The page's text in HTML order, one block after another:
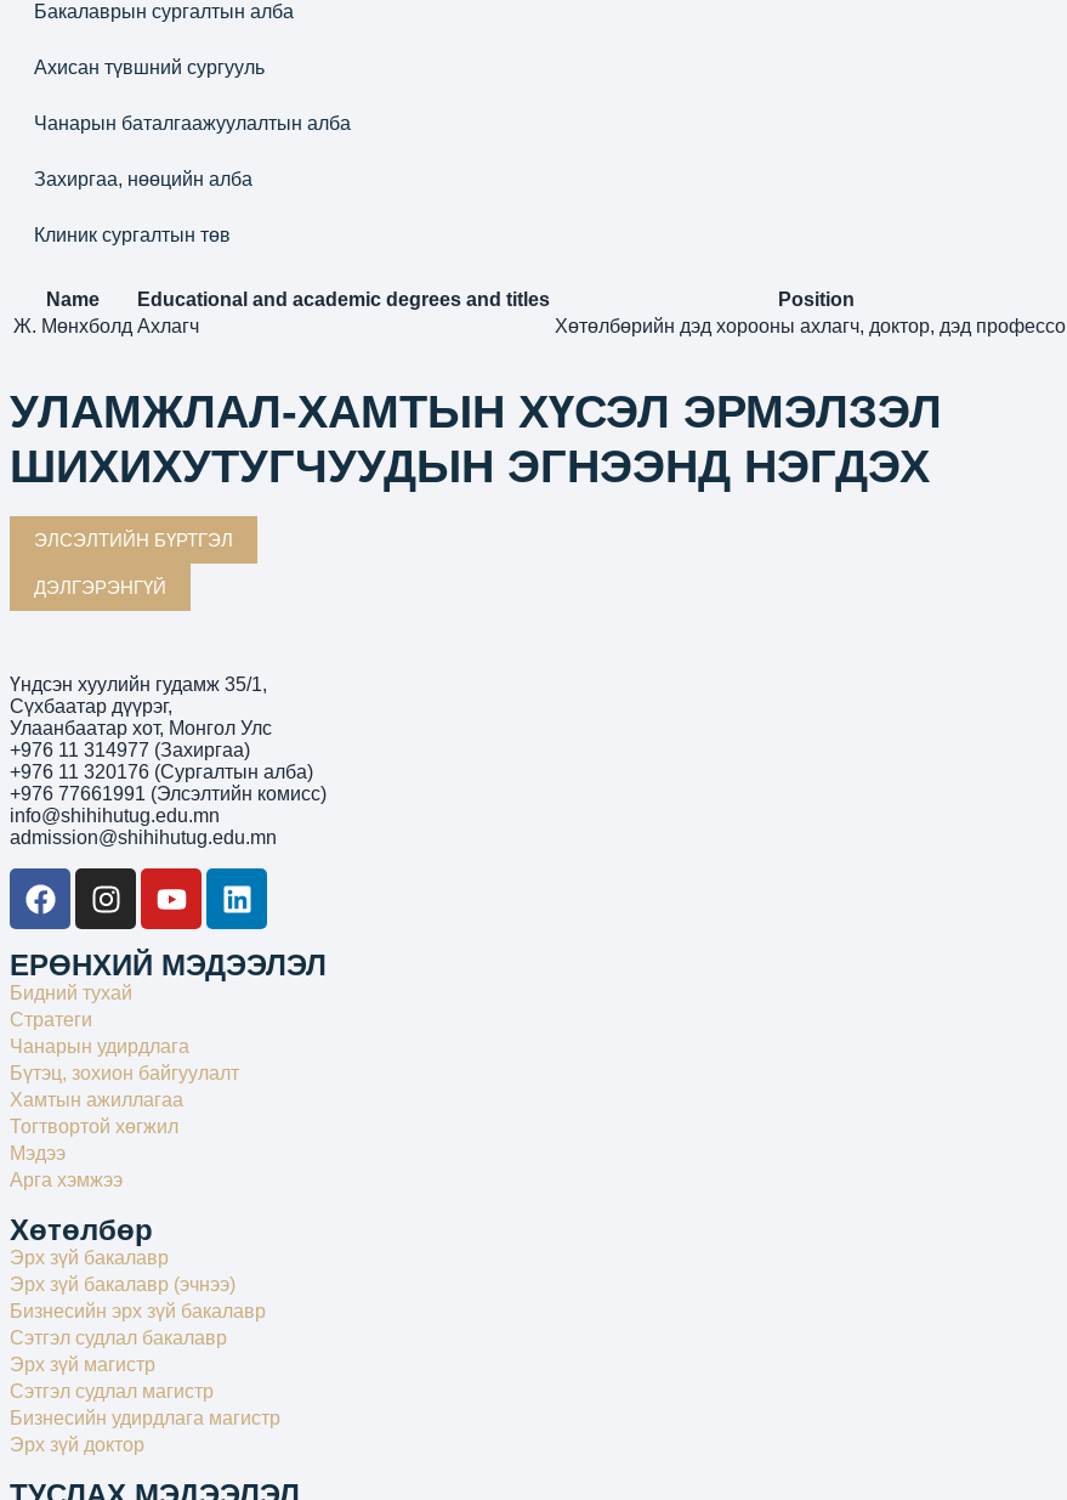
Бакалаврын сургалтын алба
Ахисан түвшний сургууль
Чанарын баталгаажуулалтын алба
Захиргаа, нөөцийн алба
Клиник сургалтын төв
Name Educational and academic degrees and titles
Position
Ж. Мөнхболд Ахлагч Хөтөлбөрийн дэд хорооны ахлагч, доктор, дэд
УЛАМЖЛАЛ-ХАМТЫН ХҮСЭЛ ЭРМЭЛЗЭЛ
ШИХИХУТУГЧУУДЫН ЭГНЭЭНД НЭГДЭХ
ЭЛСЭЛТИЙН БҮРТГЭЛ
ДЭЛГЭРЭНГҮЙ
Үндсэн хуулийн гудамж 35/1,
Сүхбаатар дүүрэг,
Улаанбаатар хот, Монгол Улс
+976 11 314977 (Захиргаа)
+976 11 320176 (Сургалтын алба)
+976 77661991 (Элсэлтийн комисс)
info@shihihutug.edu.mn
admission@shihihutug.edu.mn
ЕРӨНХИЙ МЭДЭЭЛЭЛ
Бидний тухай
Стратеги
Чанарын удирдлага
Бүтэц, зохион байгуулалт
Хамтын ажиллагаа
Тогтвортой хөгжил
Мэдээ
Арга хэмжээ
Хөтөлбөр
Эрх зүй бакалавр
Эрх зүй бакалавр (эчнээ)
Бизнесийн эрх зүй бакалавр
Сэтгэл судлал бакалавр
Эрх зүй магистр
Сэтгэл судлал магистр
Бизнесийн удирдлага магистр
Эрх зүй доктор